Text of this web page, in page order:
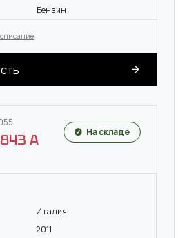
Бензин
843 A
На складе
Италия
2011